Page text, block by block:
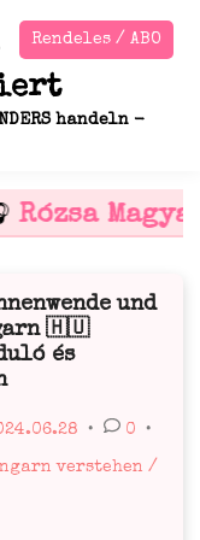
Rendeles / ABO
handeln -
Rózsa
und
🇭🇺
és
• 0 •
verstehen /